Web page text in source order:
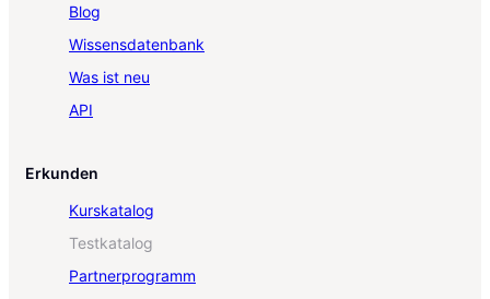
Blog
Wissensdatenbank
Was ist neu
API
Erkunden
Kurskatalog
Testkatalog
Partnerprogramm